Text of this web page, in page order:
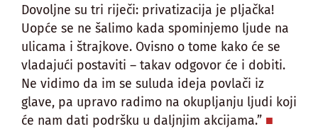
Dovoljne su tri riječi: privatizacija je pljačka!
Uopće se ne šalimo kada spominjemo ljude na
ulicama i štrajkove. Ovisno o tome kako će se
vladajući postaviti – takav odgovor će i dobiti.
Ne vidimo da im se suluda ideja povlači iz
glave, pa upravo radimo na okupljanju ljudi koji
će nam dati podršku u daljnjim akcijama.”